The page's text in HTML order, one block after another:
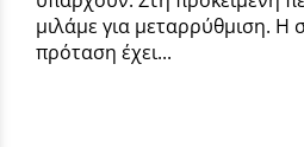
μιλάμε για μεταρρύθμιση. Η
πρόταση έχει...